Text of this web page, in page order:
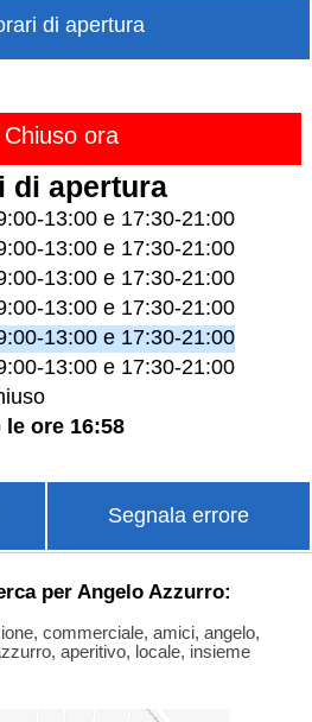
di apertura
Chiuso ora
di apertura
13:00 e 17:30-21:00
13:00 e 17:30-21:00
13:00 e 17:30-21:00
13:00 e 17:30-21:00
13:00 e 17:30-21:00
13:00 e 17:30-21:00
ore 16:58
Segnala errore
per Angelo Azzurro:
commerciale, amici, angelo,
aperitivo, locale, insieme